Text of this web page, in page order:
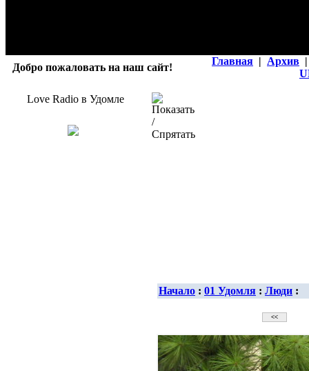
Добро пожаловать на наш сайт!
Главная | Архив |
Love Radio в Удомле
Начало : 01 Удомля : Люди :